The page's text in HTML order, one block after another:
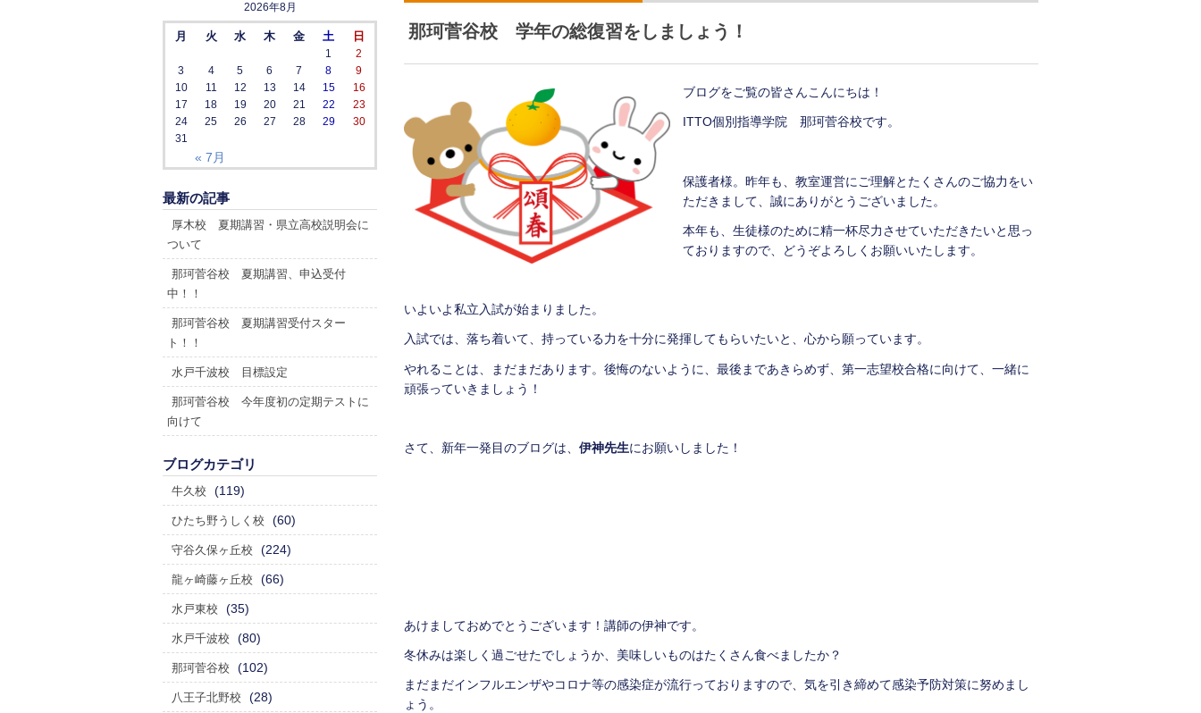
那珂菅谷校 学年の総復習をしましょう！
ブログをご覧の皆さんこんにちは！
ITTO個別指導学院 那珂菅谷校です。
保護者様。昨年も、教室運営にご理解とたくさんのご協力をい
ただきまして、誠にありがとうございました。
本年も、生徒様のために精一杯尽力させていただきたいと思っ
ておりますので、どうぞよろしくお願いいたします。
いよいよ私立入試が始まりました。
入試では、落ち着いて、持っている力を十分に発揮してもらいたいと、心から願っています。
やれることは、まだまだあります。後悔のないように、最後まであきらめず、第一志望校合格に向けて、一緒に
頑張っていきましょう！
さて、新年一発目のブログは、 伊神先生にお願いしました！
あけましておめでとうございます！講師の伊神です。
冬休みは楽しく過ごせたでしょうか、美味しいものはたくさん食べましたか？
まだまだインフルエンザやコロナ等の感染症が流行っておりますので、気を引き締めて感染予防対策に努めまし
ょう。
2026年8月
月 火 水 木 金 土 日
« 7月
1
2
3
4 5 6 7 8
9
10
11 12 13 14 15
16
17
18 19 20 21 22
23
24
25 26 27 28 29
30
31
最新の記事
厚木校 夏期講習・県立高校説明会に
ついて
那珂菅谷校 夏期講習、申込受付
中！！
那珂菅谷校 夏期講習受付スター
ト！！
水戸千波校 目標設定
那珂菅谷校 今年度初の定期テストに
向けて
ブログカテゴリ
牛久校 (119)
ひたち野うしく校 (60)
守谷久保ヶ丘校 (224)
龍ヶ崎藤ヶ丘校 (66)
水戸東校 (35)
水戸千波校 (80)
那珂菅谷校 (102)
八王子北野校 (28)